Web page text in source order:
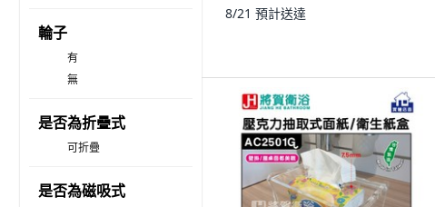
輪子
有
無
是否為折疊式
可折疊
是否為磁吸式
8/21 預計送達